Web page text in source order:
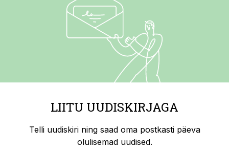
LIITU UUDISKIRJAGA
Telli uudiskiri ning saad oma postkasti päeva
olulisemad uudised.